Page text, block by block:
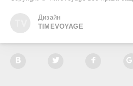
Дизайн
TIMEVOYAGE